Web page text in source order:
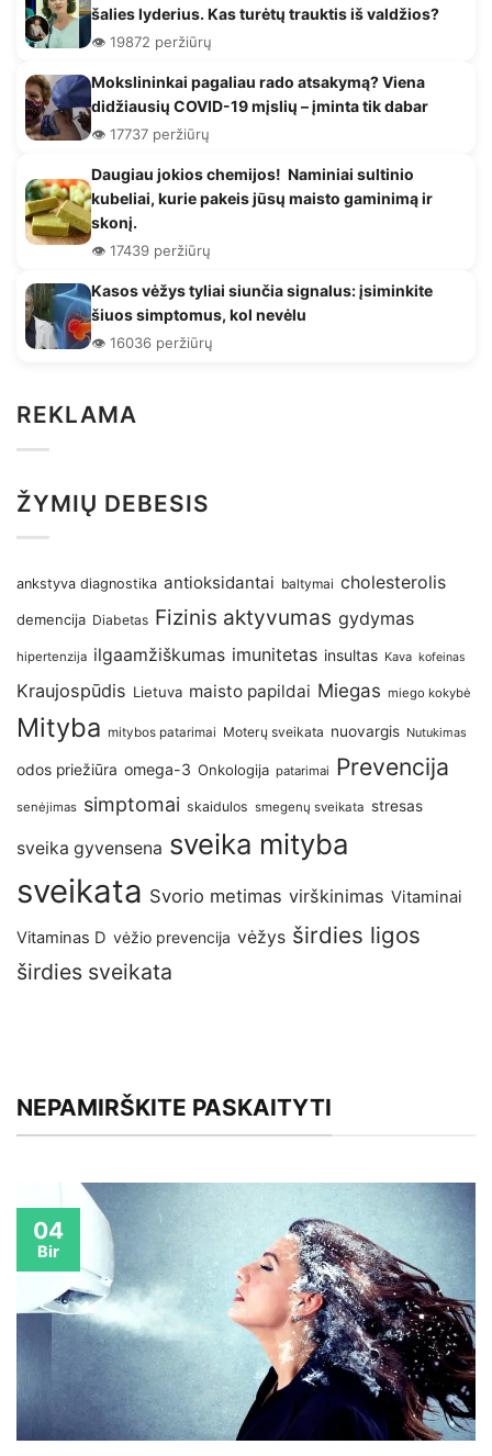
šalies lyderius. Kas turėtų trauktis iš valdžios?
👁️ 19872 peržiūrų
Mokslininkai pagaliau rado atsakymą? Viena
didžiausių COVID-19 mįslių – įminta tik dabar
👁️ 17737 peržiūrų
Daugiau jokios chemijos! Naminiai sultinio
kubeliai, kurie pakeis jūsų maisto gaminimą ir
skonį.
👁️ 17439 peržiūrų
Kasos vėžys tyliai siunčia signalus: įsiminkite
šiuos simptomus, kol nevėlu
👁️ 16036 peržiūrų
REKLAMA
ŽYMIŲ DEBESIS
ankstyva diagnostika antioksidantai baltymai cholesterolis
demencija Diabetas Fizinis aktyvumas gydymas
hipertenzija ilgaamžiškumas imunitetas insultas Kava kofeinas
Kraujospūdis Lietuva maisto papildai Miegas miego kokybė
Mityba mitybos patarimai Moterų sveikata nuovargis Nutukimas
odos priežiūra omega-3 Onkologija patarimai Prevencija
senėjimas simptomai skaidulos smegenų sveikata stresas
sveika gyvensena sveika mityba
sveikata Svorio metimas virškinimas Vitaminai
Vitaminas D vėžio prevencija vėžys širdies ligos
širdies sveikata
NEPAMIRŠKITE PASKAITYTI
04
Bir